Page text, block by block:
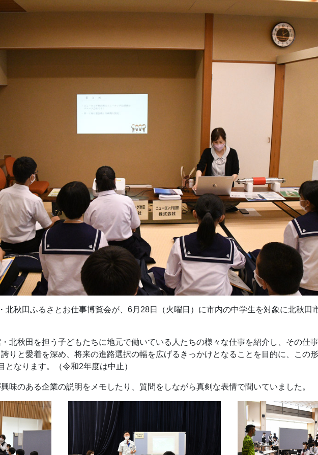
北秋田ふるさとお仕事博覧会が、6月28日（火曜日）に市内の中学生を対象に北秋田
北秋田を担う子どもたちに地元で働いている人たちの様々な仕事を紹介し、その仕
りと愛着を深め、将来の進路選択の幅を広げるきっかけとなることを目的に、この
なります。（令和2年度は中止）
味のある企業の説明をメモしたり、質問をしながら真剣な表情で聞いていました。